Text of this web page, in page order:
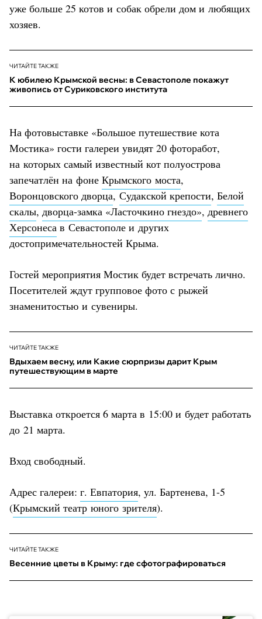
уже больше 25 котов и собак обрели дом и любящих
хозяев.
ЧИТАЙТЕ ТАКЖЕ
К юбилею Крымской весны: в Севастополе покажут
живопись от Суриковского института
На фотовыставке «Большое путешествие кота
Мостика» гости галереи увидят 20 фоторабот,
на которых самый известный кот полуострова
запечатлён на фоне Крымского моста,
Воронцовского дворца, Судакской крепости, Белой
скалы, дворца-замка «Ласточкино гнездо», древнего
Херсонеса в Севастополе и других
достопримечательностей Крыма.
Гостей мероприятия Мостик будет встречать лично.
Посетителей ждут групповое фото с рыжей
знаменитостью и сувениры.
ЧИТАЙТЕ ТАКЖЕ
Вдыхаем весну, или Какие сюрпризы дарит Крым
путешествующим в марте
Выставка откроется 6 марта в 15:00 и будет работать
до 21 марта.
Вход свободный.
Адрес галереи: г. Евпатория, ул. Бартенева, 1-5
(Крымский театр юного зрителя).
ЧИТАЙТЕ ТАКЖЕ
Весенние цветы в Крыму: где сфотографироваться